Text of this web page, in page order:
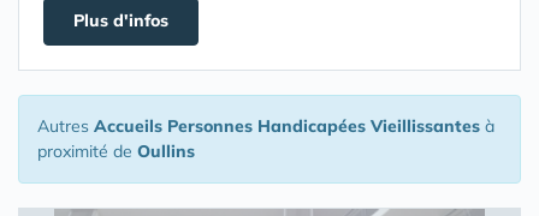
Plus d'infos
Autres Accueils Personnes Handicapées Vieillissantes à
proximité de Oullins